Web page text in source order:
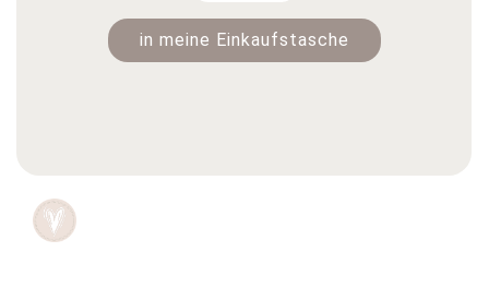
in meine Einkaufstasche